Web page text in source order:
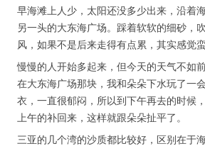
早海滩上人少，太阳还没多少出来，沿着
另一头的大东海广场。踩着软软的细砂，
风，如果不是后来走得有点累，其实感觉蛮
慢慢的人开始多起来，但今天的天气不如
在大东海广场那块，我和朵朵下水玩了一
衣，一直很郁闷，所以到下午再去的时候
上午的补回来，这样就跟朵朵扯平了。
三亚的几个湾的沙质都比较好，区别在于